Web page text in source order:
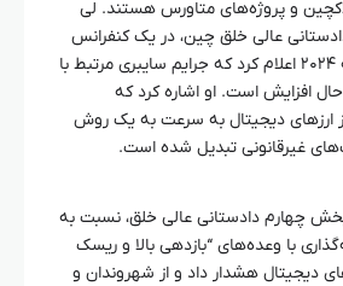
و پروژه‌های متاورس هستند. لی
عالی خلق چین، در یک کنفرانس
مطبوعاتی در ۲۳ فوریه ۲۰۲۴ اعلام کرد که جرایم سایبری مرتبط با
افزایش است. او اشاره کرد که
ارزهای دیجیتال به سرعت به یک روش
غیرقانونی تبدیل شده است.
چهارم دادستانی عالی خلق، نسبت به
با وعده‌های “بازدهی بالا و ریسک
دیجیتال هشدار داد و از شهروندان و